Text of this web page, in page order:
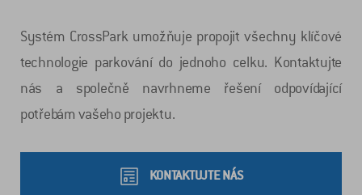
Systém CrossPark umožňuje propojit všechny klíčové
technologie parkování do jednoho celku. Kontaktujte
nás a společně navrhneme řešení odpovídající
potřebám vašeho projektu.
KONTAKTUJTE NÁS